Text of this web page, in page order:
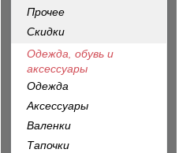
Прочее
Скидки
Одежда, обувь и
аксессуары
Одежда
Аксессуары
Валенки
Тапочки